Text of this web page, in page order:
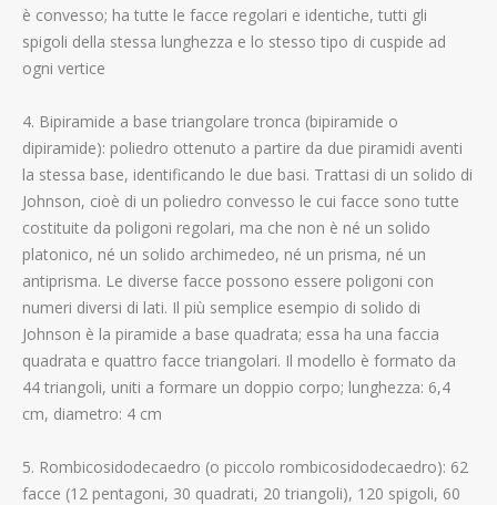
è convesso; ha tutte le facce regolari e identiche, tutti gli
spigoli della stessa lunghezza e lo stesso tipo di cuspide ad
ogni vertice
4. Bipiramide a base triangolare tronca (bipiramide o
dipiramide): poliedro ottenuto a partire da due piramidi aventi
la stessa base, identificando le due basi. Trattasi di un solido di
Johnson, cioè di un poliedro convesso le cui facce sono tutte
costituite da poligoni regolari, ma che non è né un solido
platonico, né un solido archimedeo, né un prisma, né un
antiprisma. Le diverse facce possono essere poligoni con
numeri diversi di lati. Il più semplice esempio di solido di
Johnson è la piramide a base quadrata; essa ha una faccia
quadrata e quattro facce triangolari. Il modello è formato da
44 triangoli, uniti a formare un doppio corpo; lunghezza: 6,4
cm, diametro: 4 cm
5. Rombicosidodecaedro (o piccolo rombicosidodecaedro): 62
facce (12 pentagoni, 30 quadrati, 20 triangoli), 120 spigoli, 60